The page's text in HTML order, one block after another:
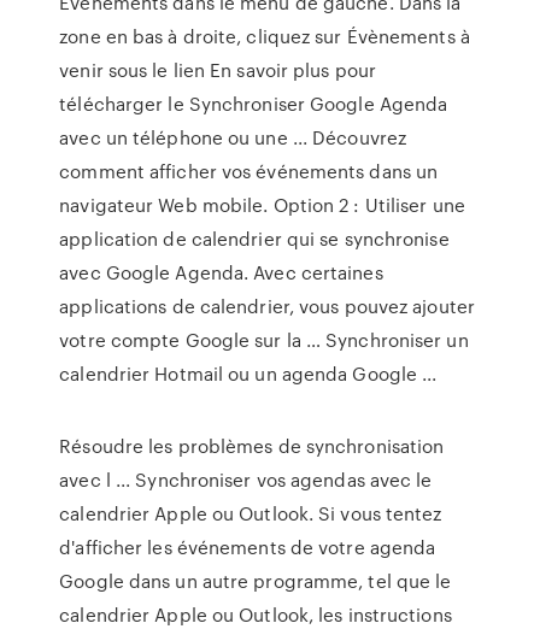
zone en bas à droite, cliquez sur Évènements à
venir sous le lien En savoir plus pour
télécharger le Synchroniser Google Agenda
avec un téléphone ou une ... Découvrez
comment afficher vos événements dans un
navigateur Web mobile. Option 2 : Utiliser une
application de calendrier qui se synchronise
avec Google Agenda. Avec certaines
applications de calendrier, vous pouvez ajouter
votre compte Google sur la … Synchroniser un
calendrier Hotmail ou un agenda Google ...
Résoudre les problèmes de synchronisation
avec l ... Synchroniser vos agendas avec le
calendrier Apple ou Outlook. Si vous tentez
d'afficher les événements de votre agenda
Google dans un autre programme, tel que le
calendrier Apple ou Outlook, les instructions